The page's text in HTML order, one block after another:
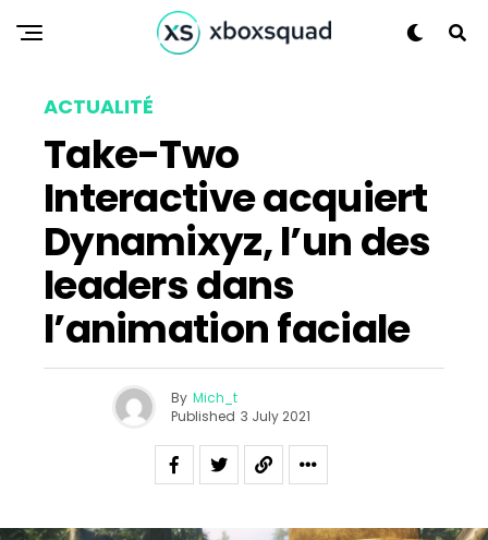
ACTUALITÉ
Take-Two
Interactive acquiert
Dynamixyz, l’un des
leaders dans
l’animation faciale
By Mich_t
Published 3 July 2021